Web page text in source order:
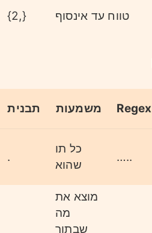
{2,} טווח עד אינסוף
תבנית משמעות Regex
.
כל תו
שהוא
…..
מוצא את
מה
שבתוך